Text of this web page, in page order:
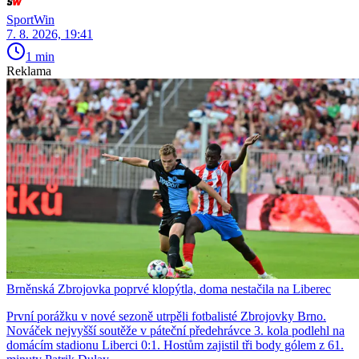
SportWin
7. 8. 2026, 19:41
1 min
Reklama
Brněnská Zbrojovka poprvé klopýtla, doma nestačila na Liberec
První porážku v nové sezoně utrpěli fotbalisté Zbrojovky Brno.
Nováček nejvyšší soutěže v páteční předehrávce 3. kola podlehl na
domácím stadionu Liberci 0:1. Hostům zajistil tři body gólem z 61.